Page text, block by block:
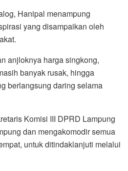
Hanipal menampung
yang disampaikan oleh
anjloknya harga singkong,
banyak rusak, hingga
berlangsung daring selama
Komisi III DPRD Lampung
dan mengakomodir semua
untuk ditindaklanjuti melalui